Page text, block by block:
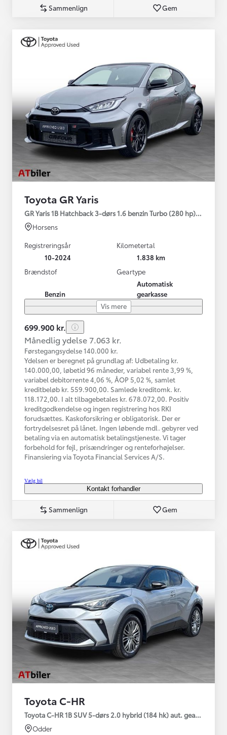
Sammenlign Gem
Toyota GR Yaris
GR Yaris 1B Hatchback 3-dørs 1.6 benzin Turbo (280 hp) Aut.
Horsens
Registreringsår
10-2024
Kilometertal
1.838 km
Brændstof
Benzin
Geartype
Automatisk
gearkasse
Vis mere
699.900 kr.
Månedlig ydelse 7.063 kr.
Førstegangsydelse 140.000 kr.
Ydelsen er beregnet på grundlag af: Udbetaling kr.
140.000,00, løbetid 96 måneder, variabel rente 3,99 %,
variabel debitorrente 4,06 %, ÅOP 5,02 %, samlet
kreditbeløb kr. 559.900,00. Samlede kreditomk. kr.
118.172,00. I alt tilbagebetales kr. 678.072,00. Positiv
kreditgodkendelse og ingen registrering hos RKI
forudsættes. Kaskoforsikring er obligatorisk. Der er
fortrydelsesret på lånet. Ingen løbende mdl. gebyrer ved
betaling via en automatisk betalingstjeneste. Vi tager
forbehold for fejl, prisændringer og renteforhøjelser.
Finansiering via Toyota Financial Services A/S.
Vælg bil
Kontakt forhandler
Sammenlign Gem
Toyota C-HR
Toyota C-HR 1B SUV 5-dørs 2.0 hybrid (184 hk) aut. gear C-HIC
Odder